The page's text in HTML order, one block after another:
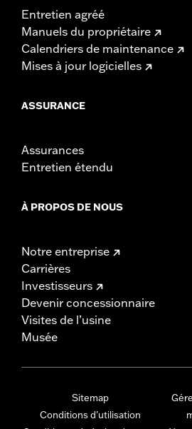
Entretien agréé
Manuels du propriétaire
Calendriers de maintenance
Mises à jour logicielles
ASSURANCE
Assurances
Entretien étendu
À PROPOS DE NOUS
Notre entreprise
Carrières
Investisseurs
Devenir concessionnaire
Visites de l’usine
Musée
Sitemap
Conditions d'utilisation